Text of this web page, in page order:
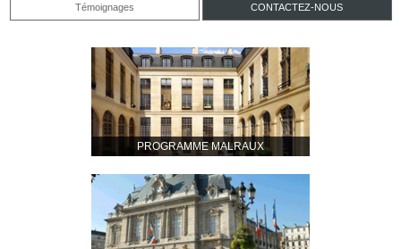
Témoignages CONTACTEZ-NOUS
PROGRAMME MALRAUX